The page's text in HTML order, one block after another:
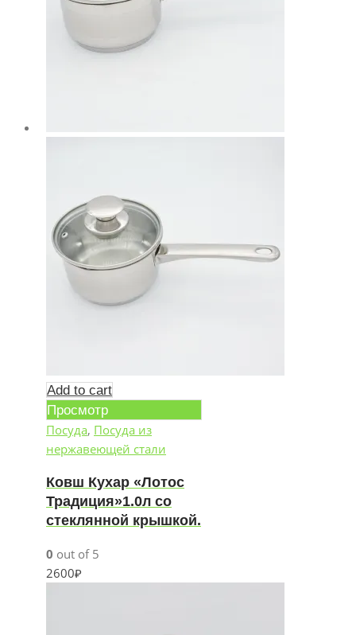
Add to cart
Просмотр
Посуда, Посуда из
нержавеющей стали
Ковш Кухар «Лотос
Традиция»1.0л со
стеклянной крышкой.
0 out of 5
2600₽